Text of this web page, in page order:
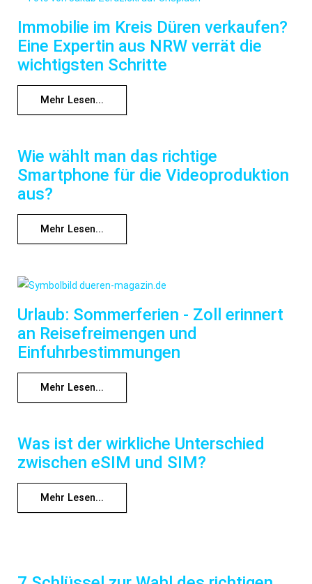
Immobilie im Kreis Düren verkaufen?
Eine Expertin aus NRW verrät die
wichtigsten Schritte
Mehr Lesen...
Wie wählt man das richtige
Smartphone für die Videoproduktion
aus?
Mehr Lesen...
Urlaub: Sommerferien - Zoll erinnert
an Reisefreimengen und
Einfuhrbestimmungen
Mehr Lesen...
Was ist der wirkliche Unterschied
zwischen eSIM und SIM?
Mehr Lesen...